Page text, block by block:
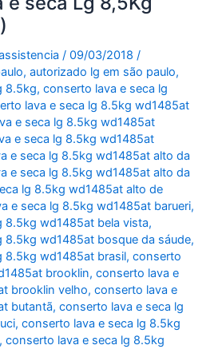
/09/03/2018 /
,autorizado lg em são paulo,
8.5kg,conserto lava e seca lg
lava e seca lg 8.5kg wd1485at
e seca lg 8.5kg wd1485at
e seca lg 8.5kg wd1485at
e seca lg 8.5kg wd1485at alto da
e seca lg 8.5kg wd1485at alto da
lg 8.5kg wd1485at alto de
e seca lg 8.5kg wd1485at barueri,
8.5kg wd1485at bela vista,
8.5kg wd1485at bosque da sáude,
8.5kg wd1485at brasil,conserto
brooklin,conserto lava e
brooklin velho,conserto lava e
butantã,conserto lava e seca lg
,conserto lava e seca lg 8.5kg
,conserto lava e seca lg 8.5kg